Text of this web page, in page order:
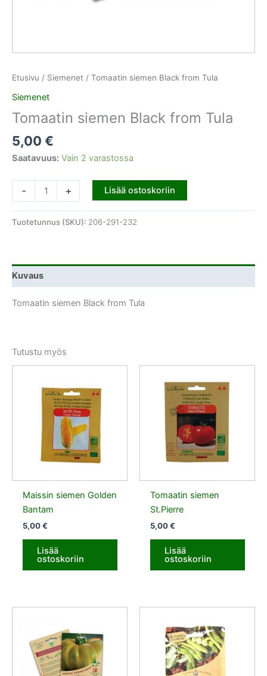
Etusivu / Siemenet / Tomaatin siemen Black from Tula
Siemenet
Tomaatin siemen Black from Tula
5,00 €
Saatavuus: Vain 2 varastossa
- + Lisää ostoskoriin
Tuotetunnus (SKU): 206-291-232
Kuvaus
Tomaatin siemen Black from Tula
Tutustu myös
Maissin siemen Golden
Bantam
5,00€
Lisää
ostoskoriin
Tomaatin siemen
St.Pierre
5,00€
Lisää
ostoskoriin